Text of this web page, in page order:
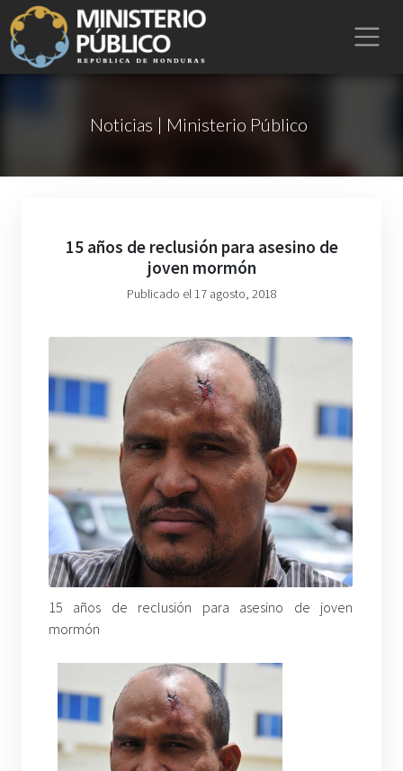
Noticias | Ministerio Público
15 años de reclusión para asesino de
joven mormón
Publicado el 17 agosto, 2018
15 años de reclusión para asesino de joven
mormón